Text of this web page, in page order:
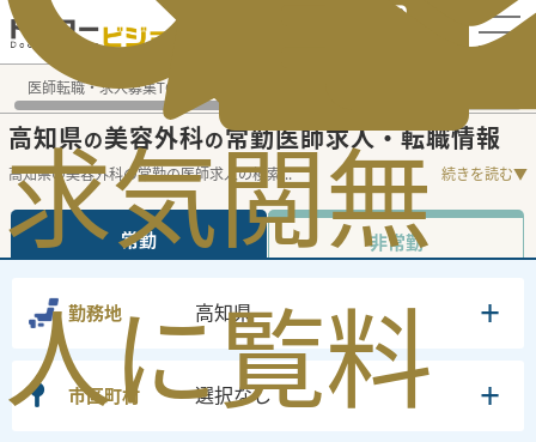
電話でのお問い合わせ：平日9:30-19:00
求
人
気
に
閲
覧
無
料
医師転職・求人募集TOP
高知県の美容外科の常勤医師求人・転職情報
高知県の美容外科の常勤の医師求人の検索 ... 続きを読む▼
常勤 非常勤
勤務地 高知県
市区町村 選択なし